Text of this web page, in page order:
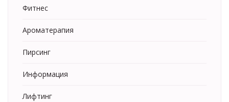
Фитнес
Ароматерапия
Пирсинг
Информация
Лифтинг